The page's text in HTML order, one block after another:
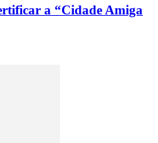
a “Cidade Amiga